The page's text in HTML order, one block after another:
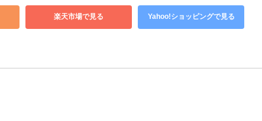
楽天市場で見る Yahoo!ショッピングで見る